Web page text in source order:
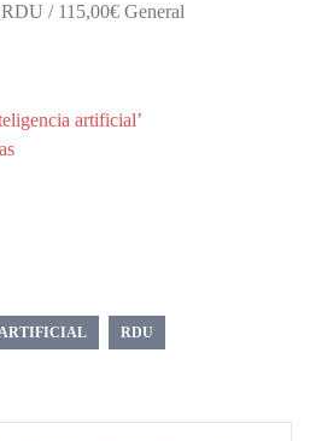
/ 115,00€ General
artificial’
RDU